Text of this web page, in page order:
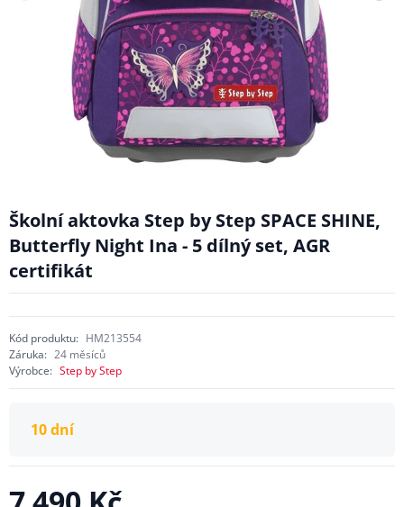
Školní aktovka Step by Step SPACE SHINE,
Butterfly Night Ina - 5 dílný set, AGR
certifikát
Kód produktu: HM213554
Záruka: 24 měsíců
Výrobce: Step by Step
10 dní